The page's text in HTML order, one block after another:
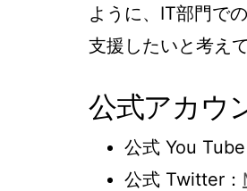
ように、IT部門で
支援したいと考え
公式アカウ
公式 You Tube
公式 Twitter：